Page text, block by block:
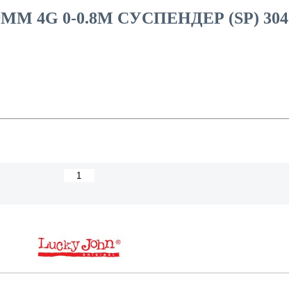
4G 0-0.8M CУСПЕНДЕР (SP) 304